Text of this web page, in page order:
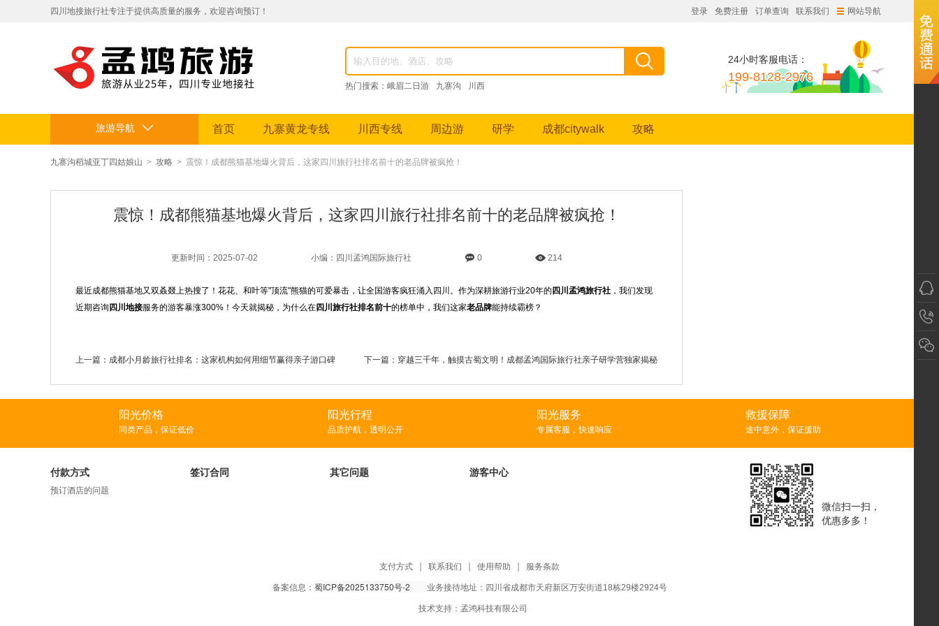
​四川地接旅行社专注于提供高质量的服务，欢迎咨询预订！
定制贴心行程，让您的旅途省心舒适，畅享四川美景。电话：19981282976，成都跟团游、九寨沟纯玩团、峨眉山深度游、稻城亚丁摄影之旅等特色线路。
登录 免费注册 订单查询 联系我们 网站导航
热门搜索： 峨眉二日游 九寨沟 川西
24小时客服电话：
199-8128-2976
旅游导航 首页 九寨黄龙专线 川西专线 周边游 研学 成都citywalk 攻略
九寨沟稻城亚丁四姑娘山 > 攻略 > 震惊！成都熊猫基地爆火背后，这家四川旅行社排名前十的老品牌被疯抢！
震惊！成都熊猫基地爆火背后，这家四川旅行社排名前十的老品牌被疯抢！
更新时间：2025-07-02 小编：四川孟鸿国际旅行社 0 214
最近成都熊猫基地又双叒叕上热搜了！花花、和叶等"顶流"熊猫的可爱暴击，让全国游客疯狂涌入四川。作为深耕旅游行业20年的 四川孟鸿旅行社 ，我们发现
近期咨询 四川地接服务的游客暴涨300%！今天就揭秘，为什么在四川旅行社排名前十的榜单中，我们这家老品牌能持续霸榜？
上一篇： 成都小月龄旅行社排名：这家机构如何用细节赢得亲子游口碑 下一篇： 穿越三千年，触摸古蜀文明！成都孟鸿国际旅行社亲子研学营独家揭秘
阳光价格
同类产品，保证低价
阳光行程
品质护航，透明公开
阳光服务
专属客服，快速响应
救援保障
途中意外，保证援助
付款方式
预订酒店的问题
签订合同 其它问题 游客中心
微信扫一扫，
优惠多多！
支付方式 联系我们 使用帮助 服务条款
备案信息： 蜀ICP备2025133750号-2 业务接待地址：四川省成都市天府新区万安街道18栋29楼2924号
技术支持：孟鸿科技有限公司